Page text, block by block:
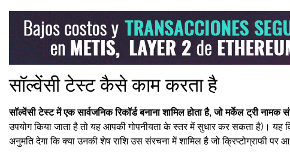
सॉल्वेंसी टेस्ट कैसे काम करता है
सॉल्वेंसी टेस्ट में एक सार्वजनिक रिकॉर्ड बनाना शामिल होता है, जो मर्केल ट्री नामक
उपयोग किया जाता है तो यह आपकी गोपनीयता के स्तर में सुधार कर सकता है)। यह
अनुमति देगा कि क्या उनकी शेष राशि उस संरचना में शामिल है जो क्रिप्टोग्राफी पर